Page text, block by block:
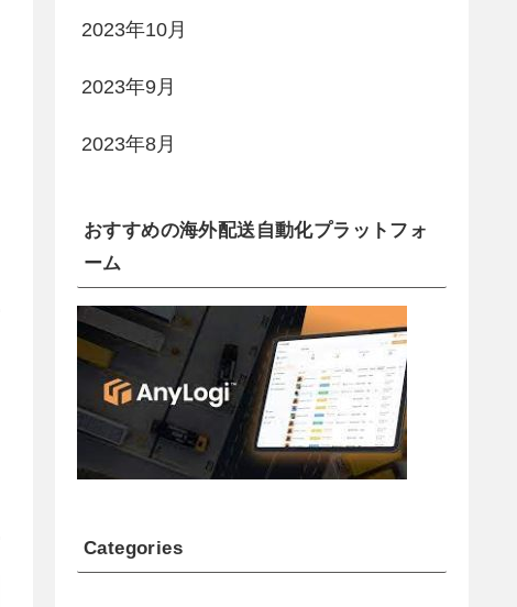
2023年10月
2023年9月
2023年8月
おすすめの海外配送自動化プラットフォ
ーム
Categories